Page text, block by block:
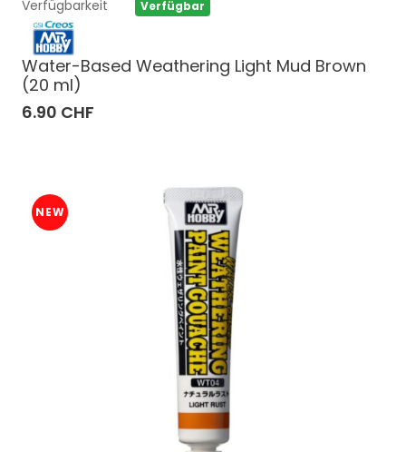
Verfügbarkeit
Verfügbar
Water-Based Weathering Light Mud Brown
(20 ml)
6.90 CHF
NEW